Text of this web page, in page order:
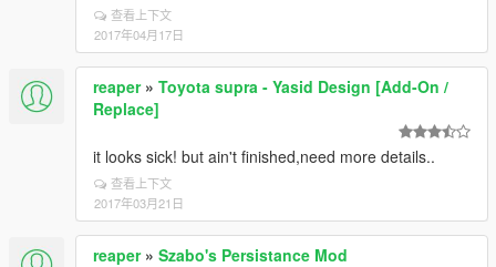
查看上下文
2017年04月17日
reaper» Toyota supra - Yasid Design [Add-On /
Replace]
it looks sick! but ain't finished,need more details..
查看上下文
2017年03月21日
reaper» Szabo's Persistance Mod